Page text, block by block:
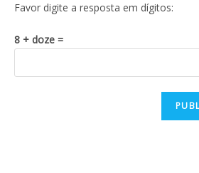
Favor digite a resposta em dígitos:
8 + doze =